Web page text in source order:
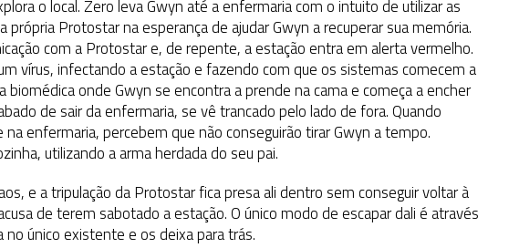
o local. Zero leva Gwyn até a enfermaria com o intuito de utilizar as
própria Protostar na esperança de ajudar Gwyn a recuperar sua memória.
com a Protostar e, de repente, a estação entra em alerta vermelho.
vírus, infectando a estação e fazendo com que os sistemas comecem a
biomédica onde Gwyn se encontra a prende na cama e começa a encher
de sair da enfermaria, se vê trancado pelo lado de fora. Quando
enfermaria, percebem que não conseguirão tirar Gwyn a tempo.
utilizando a arma herdada do seu pai.
e a tripulação da Protostar fica presa ali dentro sem conseguir voltar à
de terem sabotado a estação. O único modo de escapar dali é através
único existente e os deixa para trás.